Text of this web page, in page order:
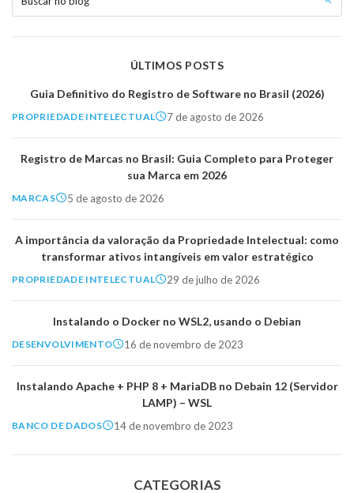
ÚLTIMOS POSTS
Guia Definitivo do Registro de Software no Brasil (2026)
PROPRIEDADE INTELECTUAL 7 de agosto de 2026
Registro de Marcas no Brasil: Guia Completo para Proteger
sua Marca em 2026
MARCAS 5 de agosto de 2026
A importância da valoração da Propriedade Intelectual: como
transformar ativos intangíveis em valor estratégico
PROPRIEDADE INTELECTUAL 29 de julho de 2026
Instalando o Docker no WSL2, usando o Debian
DESENVOLVIMENTO 16 de novembro de 2023
Instalando Apache + PHP 8 + MariaDB no Debain 12 (Servidor
LAMP) – WSL
BANCO DE DADOS 14 de novembro de 2023
CATEGORIAS